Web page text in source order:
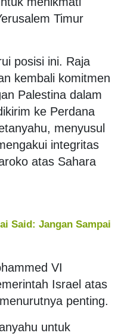
Timur
posisi ini. Raja
kembali komitmen
Palestina dalam
ke Perdana
menyusul
integritas
atas Sahara
Said: Jangan Sampai
VI
Israel atas
penting.
untuk